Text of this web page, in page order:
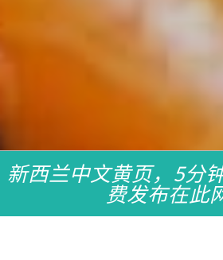
新西兰中文黄页，5分
费发布在此